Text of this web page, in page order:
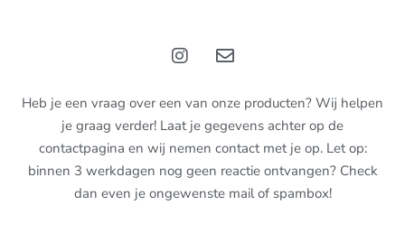
Heb je een vraag over een van onze producten? Wij helpen
je graag verder! Laat je gegevens achter op de
contactpagina en wij nemen contact met je op. Let op:
binnen 3 werkdagen nog geen reactie ontvangen? Check
dan even je ongewenste mail of spambox!